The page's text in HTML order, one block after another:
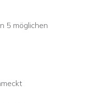
5 möglichen